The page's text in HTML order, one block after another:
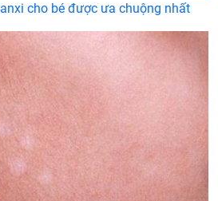
cho bé được ưa chuộng nhất